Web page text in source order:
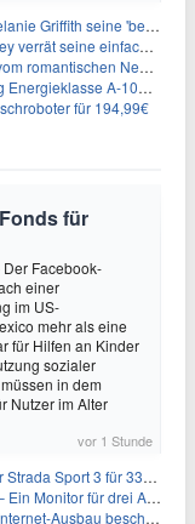
seine 'beste Freundin'
einfache Hautpflegeroutine
New York
10% 1400 U/Min für 289,97€
für 194,99€
für
Facebook-
einer
im US-
mehr als eine
für Hilfen an Kinder
sozialer
in dem
Nutzer im Alter
vor 1 Stunde
Sport 3 für 337,48€
für drei Arten von Spielen
Ausbau beschleunigen